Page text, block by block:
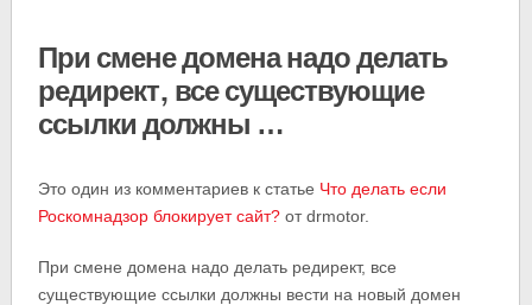
При смене домена надо делать
редирект, все существующие
ссылки должны …
Это один из комментариев к статье Что делать если
Роскомнадзор блокирует сайт?от drmotor.
При смене домена надо делать редирект, все
существующие ссылки должны вести на новый домен